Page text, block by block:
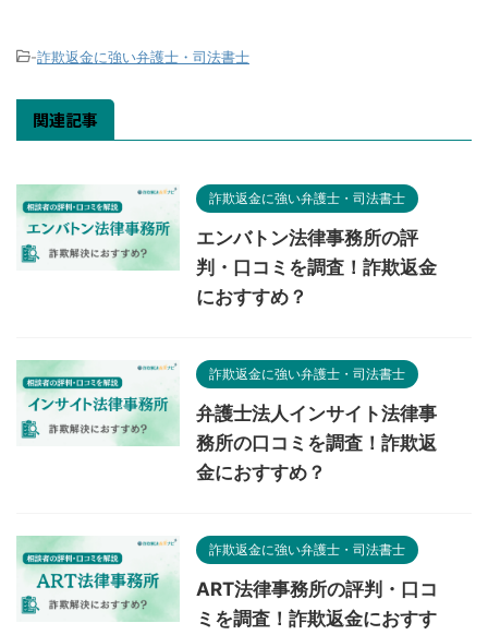
-詐欺返金に強い弁護士・司法書士
関連記事
詐欺返金に強い弁護士・司法書士
エンバトン法律事務所の評
判・口コミを調査！詐欺返金
におすすめ？
詐欺返金に強い弁護士・司法書士
弁護士法人インサイト法律事
務所の口コミを調査！詐欺返
金におすすめ？
詐欺返金に強い弁護士・司法書士
ART法律事務所の評判・口コ
ミを調査！詐欺返金におすす